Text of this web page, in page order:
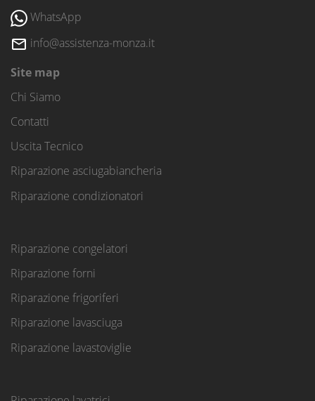
WhatsApp
info@assistenza-monza.it
Site map
Chi Siamo
Contatti
Uscita Tecnico
Riparazione asciugabiancheria
Riparazione condizionatori
Riparazione congelatori
Riparazione forni
Riparazione frigoriferi
Riparazione lavasciuga
Riparazione lavastoviglie